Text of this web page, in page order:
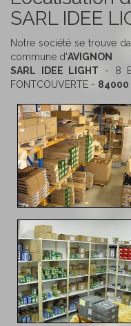
SARL IDEE
Notre société se trouve
commune d'AVIGNON
SARL IDEE LIGHT - 8
FONTCOUVERTE - 84000